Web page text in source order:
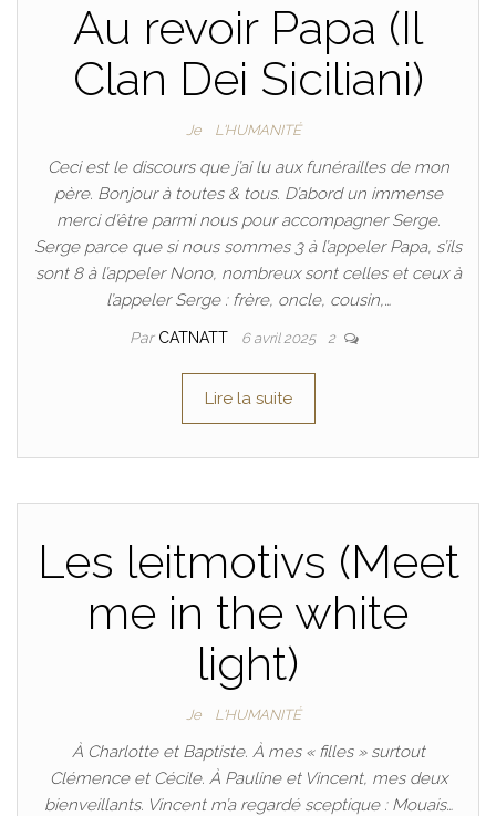
Au revoir Papa (Il
Clan Dei Siciliani)
Je L'HUMANITÉ
Ceci est le discours que j’ai lu aux funérailles de mon
père. Bonjour à toutes & tous. D’abord un immense
merci d’être parmi nous pour accompagner Serge.
Serge parce que si nous sommes 3 à l’appeler Papa, s’ils
sont 8 à l’appeler Nono, nombreux sont celles et ceux à
l’appeler Serge : frère, oncle, cousin,…
Par CATNATT 6 avril 2025 2
Lire la suite
Les leitmotivs (Meet
me in the white
light)
Je L'HUMANITÉ
À Charlotte et Baptiste. À mes « filles » surtout
Clémence et Cécile. À Pauline et Vincent, mes deux
bienveillants. Vincent m’a regardé sceptique : Mouais…